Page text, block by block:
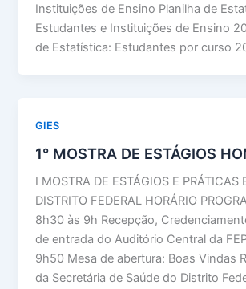
Instituições de Ensino Planilha de
Estudantes e Instituições de Ensino
de Estatística: Estudantes por curso
GIES
1° MOSTRA DE ESTÁGIOS
I MOSTRA DE ESTÁGIOS E PRÁTICAS
DISTRITO FEDERAL HORÁRIO
8h30 às 9h Recepção,
de entrada do Auditório Central da
9h50 Mesa de abertura: Boas Vindas
da Secretária de Saúde do Distrito